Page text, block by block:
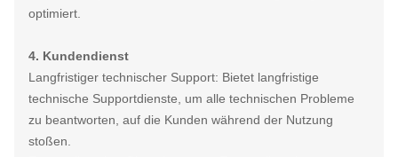
optimiert.
4. Kundendienst
Langfristiger technischer Support: Bietet langfristige
technische Supportdienste, um alle technischen Probleme
zu beantworten, auf die Kunden während der Nutzung
stoßen.